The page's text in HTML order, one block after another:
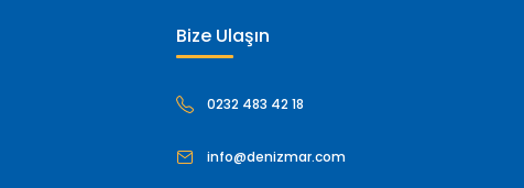
Bize Ulaşın
0232 483 42 18
info@denizmar.com